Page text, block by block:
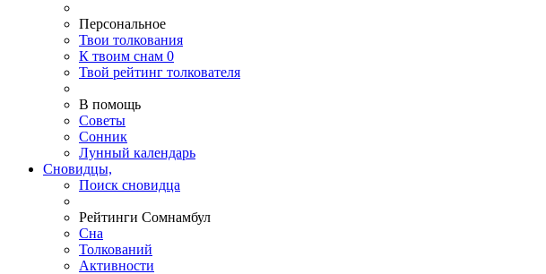
Персональное
Твои толкования
К твоим снам 0
Твой рейтинг толкователя
В помощь
Советы
Сонник
Лунный календарь
Сновидцы,
Поиск сновидца
Рейтинги Сомнамбул
Сна
Толкований
Активности